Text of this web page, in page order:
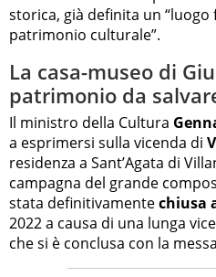
storica, già definita un
patrimonio culturale”.
La casa-museo di
patrimonio da
Il ministro della Cultura
a esprimersi sulla vicenda di
residenza a Sant’Agata di
campagna del grande
stata definitivamentechiusa
2022 a causa di una lunga
che si è conclusa con la